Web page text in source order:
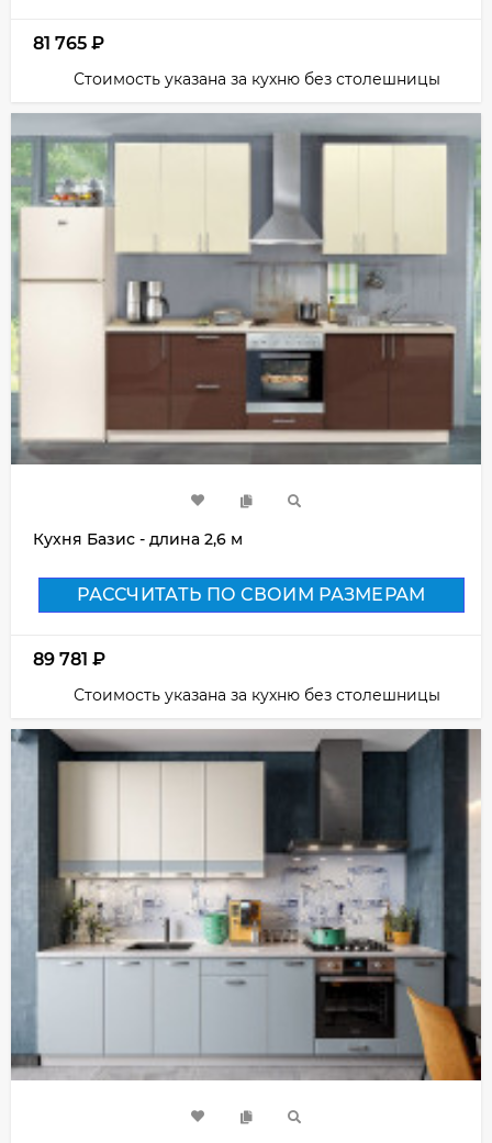
81 765 ₽
Стоимость указана за кухню без столешницы
Кухня Базис - длина 2,6 м
РАССЧИТАТЬ ПО СВОИМ РАЗМЕРАМ
89 781 ₽
Стоимость указана за кухню без столешницы